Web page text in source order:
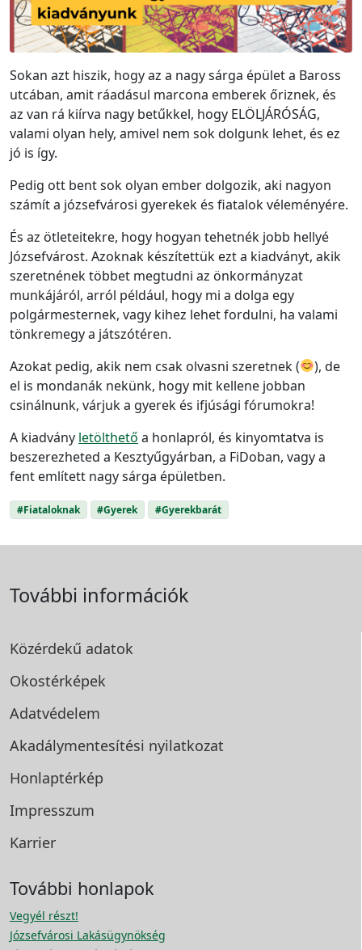
Sokan azt hiszik, hogy az a nagy sárga épület a Baross
utcában, amit ráadásul marcona emberek őriznek, és
az van rá kiírva nagy betűkkel, hogy ELÖLJÁRÓSÁG,
valami olyan hely, amivel nem sok dolgunk lehet, és ez
jó is így.
Pedig ott bent sok olyan ember dolgozik, aki nagyon
számít a józsefvárosi gyerekek és fiatalok véleményére.
És az ötleteitekre, hogy hogyan tehetnék jobb hellyé
Józsefvárost. Azoknak készítettük ezt a kiadványt, akik
szeretnének többet megtudni az önkormányzat
munkájáról, arról például, hogy mi a dolga egy
polgármesternek, vagy kihez lehet fordulni, ha valami
tönkremegy a játszótéren.
Azokat pedig, akik nem csak olvasni szeretnek (
), de
el is mondanák nekünk, hogy mit kellene jobban
csinálnunk, várjuk a gyerek és ifjúsági fórumokra!
A kiadvány letölthető a honlapról, és kinyomtatva is
beszerezheted a Kesztyűgyárban, a FiDoban, vagy a
fent említett nagy sárga épületben.
#Fiataloknak #Gyerek #Gyerekbarát
További információk
Közérdekű adatok
Okostérképek
Adatvédelem
Akadálymentesítési nyilatkozat
Honlaptérkép
Impresszum
Karrier
További honlapok
Vegyél részt!
Józsefvárosi Lakásügynökség